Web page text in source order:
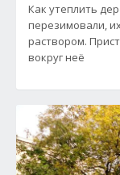
Как утеплить
перезимовали,
раствором.
вокруг неё